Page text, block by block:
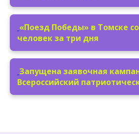
«Поезд Победы» в Томске
человек за три дня
Запущена заявочная
Всероссийский